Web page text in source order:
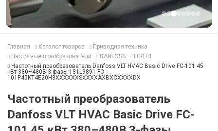
Главная Каталог товаров
Приводная техника
Частотные преобразователи
DANFOSS
FC-101
Частотный преобразователь Danfoss VLT HVAC Basic Drive FC-101 45
кВт 380–480В 3-фазы 131L9891 FC-
101P45KT4E20H3XXXXXXSXXXXAXBXCXXXXDX
Частотный преобразователь
Danfoss VLT HVAC Basic Drive FC-